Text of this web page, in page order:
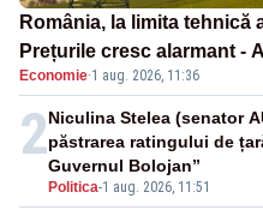
România, la limita tehnică
Prețurile cresc alarmant -
Economie·1 aug. 2026, 11:36
2
Politica-1 aug. 2026, 11:51
Niculina Stelea (senator
păstrarea ratingului de
Guvernul Bolojan”